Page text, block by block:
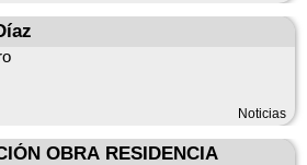
Noticias
OBRA RESIDENCIA